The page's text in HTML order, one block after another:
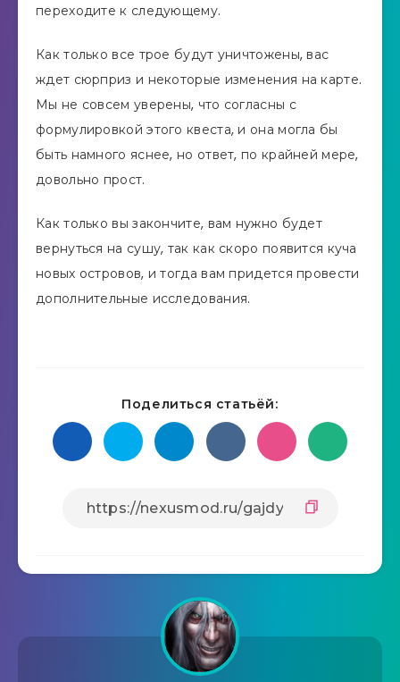
переходите к следующему.
Как только все трое будут уничтожены, вас
ждет сюрприз и некоторые изменения на карте.
Мы не совсем уверены, что согласны с
формулировкой этого квеста, и она могла бы
быть намного яснее, но ответ, по крайней мере,
довольно прост.
Как только вы закончите, вам нужно будет
вернуться на сушу, так как скоро появится куча
новых островов, и тогда вам придется провести
дополнительные исследования.
Поделиться статьёй: